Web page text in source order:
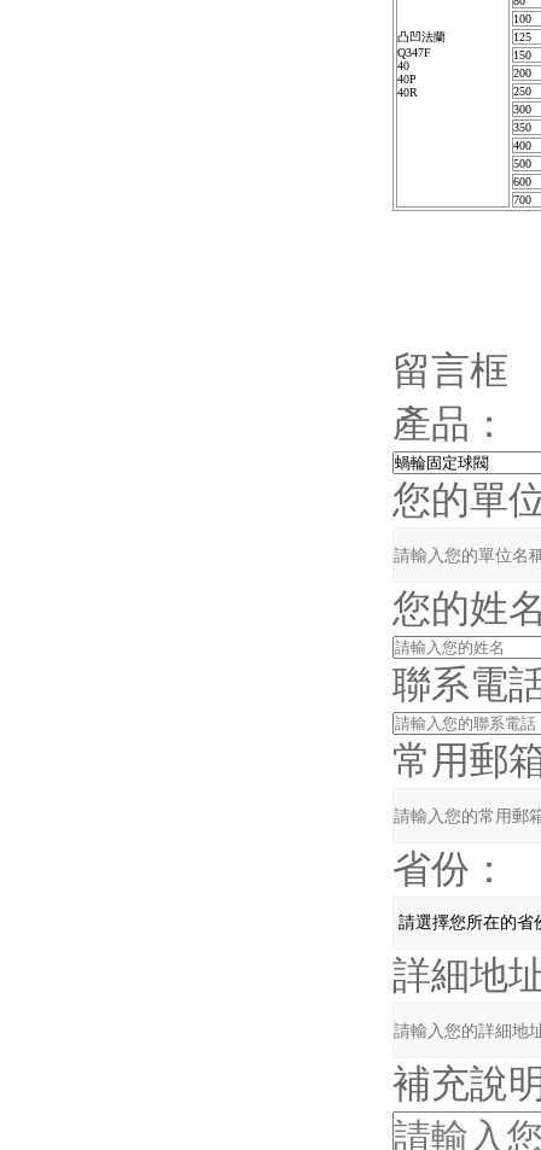
凸凹法蘭
Q347F
40
40P
40R
100
125
150
200
250
300
350
400
500
600
700
留言框
產品：
您的單
您的姓
聯系電
常用郵
省份：
詳細地
補充說